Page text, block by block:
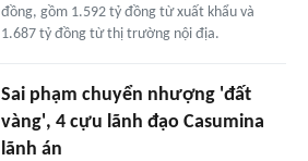
đồng, gồm 1.592 tỷ đồng từ xuất khẩu và
1.687 tỷ đồng từ thị trường nội địa.
Sai phạm chuyển nhượng 'đất
vàng', 4 cựu lãnh đạo Casumina
lãnh án